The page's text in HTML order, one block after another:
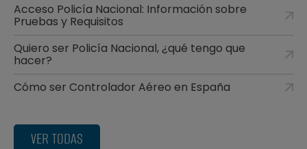
Acceso Policía Nacional: Información sobre
Pruebas y Requisitos
Quiero ser Policía Nacional, ¿qué tengo que
hacer?
Cómo ser Controlador Aéreo en España
VER TODAS